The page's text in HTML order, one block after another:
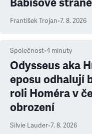
Babišově
František Trojan•7. 8. 2026
Společnost•4 minuty
Odysseus aka
eposu odhalují
roli Homéra v
obrození
Silvie Lauder•7. 8. 2026